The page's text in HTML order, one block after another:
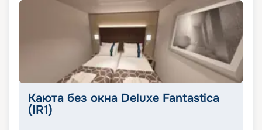
Каюта без окна Deluxe Fantastica
(IR1)